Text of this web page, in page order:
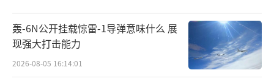
轰-6N公开挂载惊雷-1导弹意味什么 展
现强大打击能力
2026-08-05 16:14:01